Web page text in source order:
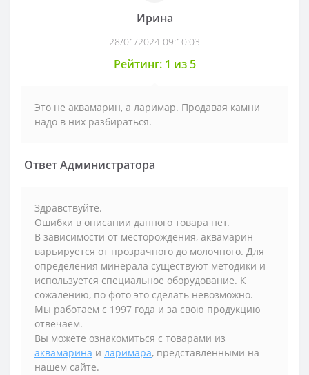
Ирина
28/01/2024 09:10:03
Рейтинг: 1 из 5
Это не аквамарин, а ларимар. Продавая камни
надо в них разбираться.
Ответ Администратора
Здравствуйте.
Ошибки в описании данного товара нет.
В зависимости от месторождения, аквамарин
варьируется от прозрачного до молочного. Для
определения минерала существуют методики и
используется специальное оборудование. К
сожалению, по фото это сделать невозможно.
Мы работаем с 1997 года и за свою продукцию
отвечаем.
Вы можете ознакомиться с товарами из
аквамарина и ларимара, представленными на
нашем сайте.